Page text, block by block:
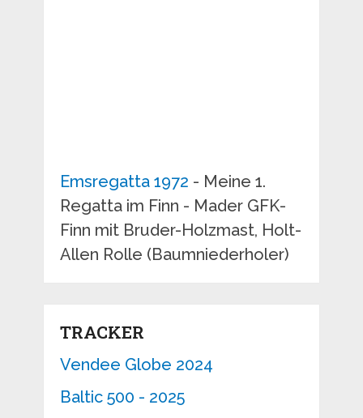
Emsregatta 1972 - Meine 1.
Regatta im Finn - Mader GFK-
Finn mit Bruder-Holzmast, Holt-
Allen Rolle (Baumniederholer)
TRACKER
Vendee Globe 2024
Baltic 500 - 2025